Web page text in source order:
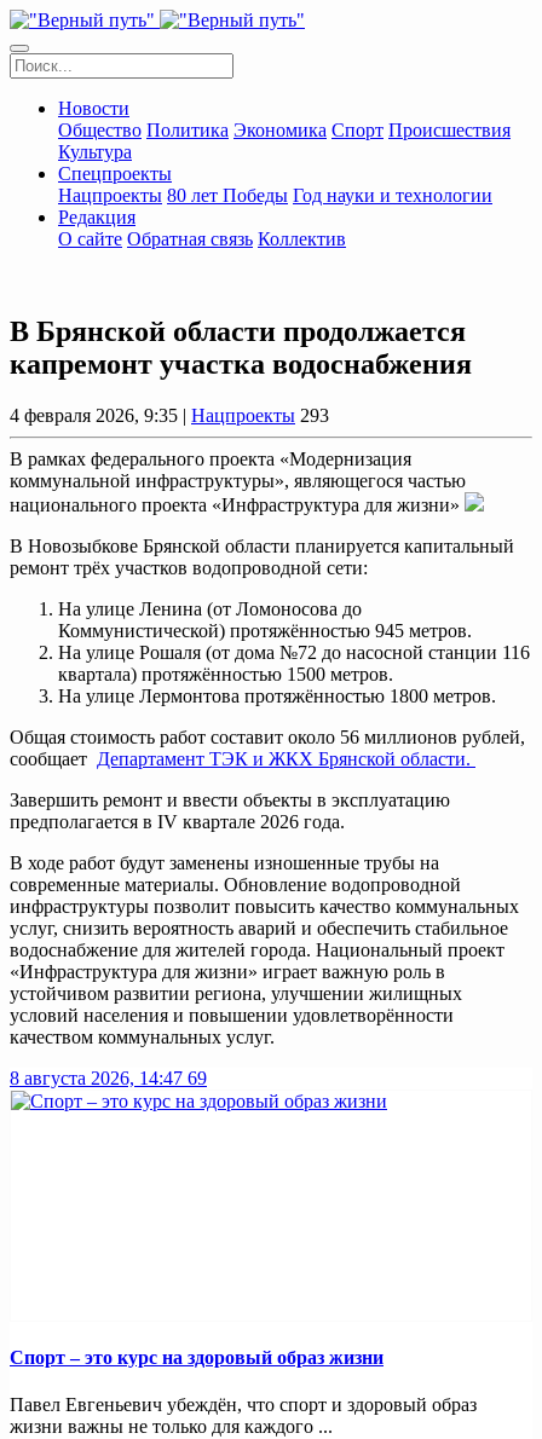
Новости
Общество Политика Экономика Спорт Происшествия
Культура
Спецпроекты
Нацпроекты 80 лет Победы Год науки и технологии
Редакция
О сайте Обратная связь Коллектив
В Брянской области продолжается
капремонт участка водоснабжения
4 февраля 2026, 9:35 | Нацпроекты 293
В рамках федерального проекта «Модернизация
коммунальной инфраструктуры», являющегося частью
национального проекта «Инфраструктура для жизни»
В Новозыбкове Брянской области планируется капитальный
ремонт трёх участков водопроводной сети:
На улице Ленина (от Ломоносова до
Коммунистической) протяжённостью 945 метров.
На улице Рошаля (от дома №72 до насосной станции 116
квартала) протяжённостью 1500 метров.
На улице Лермонтова протяжённостью 1800 метров.
Общая стоимость работ составит около 56 миллионов рублей,
сообщает Департамент ТЭК и ЖКХ Брянской области.
Завершить ремонт и ввести объекты в эксплуатацию
предполагается в IV квартале 2026 года.
В ходе работ будут заменены изношенные трубы на
современные материалы. Обновление водопроводной
инфраструктуры позволит повысить качество коммунальных
услуг, снизить вероятность аварий и обеспечить стабильное
водоснабжение для жителей города. Национальный проект
«Инфраструктура для жизни» играет важную роль в
устойчивом развитии региона, улучшении жилищных
условий населения и повышении удовлетворённости
качеством коммунальных услуг.
8 августа 2026, 14:47 69
Спорт – это курс на здоровый образ жизни
Павел Евгеньевич убеждён, что спорт и здоровый образ
жизни важны не только для каждого ...